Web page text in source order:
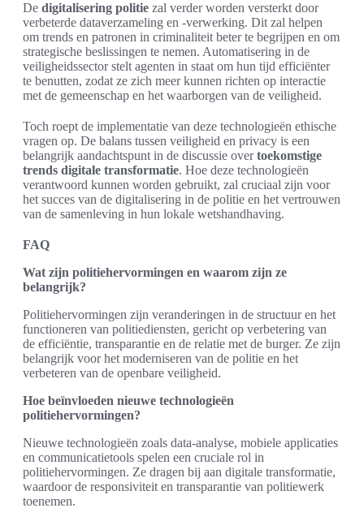
De digitalisering politie zal verder worden versterkt door
verbeterde dataverzameling en -verwerking. Dit zal helpen
om trends en patronen in criminaliteit beter te begrijpen en om
strategische beslissingen te nemen. Automatisering in de
veiligheidssector stelt agenten in staat om hun tijd efficiënter
te benutten, zodat ze zich meer kunnen richten op interactie
met de gemeenschap en het waarborgen van de veiligheid.
Toch roept de implementatie van deze technologieën ethische
vragen op. De balans tussen veiligheid en privacy is een
belangrijk aandachtspunt in de discussie overtoekomstige
trends digitale transformatie. Hoe deze technologieën
verantwoord kunnen worden gebruikt, zal cruciaal zijn voor
het succes van de digitalisering in de politie en het vertrouwen
van de samenleving in hun lokale wetshandhaving.
FAQ
Wat zijn politiehervormingen en waarom zijn ze
belangrijk?
Politiehervormingen zijn veranderingen in de structuur en het
functioneren van politiediensten, gericht op verbetering van
de efficiëntie, transparantie en de relatie met de burger. Ze zijn
belangrijk voor het moderniseren van de politie en het
verbeteren van de openbare veiligheid.
Hoe beïnvloeden nieuwe technologieën
politiehervormingen?
Nieuwe technologieën zoals data-analyse, mobiele applicaties
en communicatietools spelen een cruciale rol in
politiehervormingen. Ze dragen bij aan digitale transformatie,
waardoor de responsiviteit en transparantie van politiewerk
toenemen.